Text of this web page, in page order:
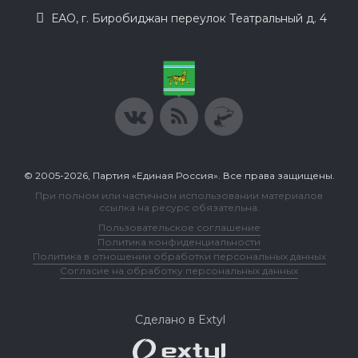
ЕАО, г. Биробиджан переулок Театральный д. 4
© 2005-2026, Партия «Единая Россия». Все права защищены.
При полном или частичном использовании материалов
ссылка на ресурс обязательна.
Пользовательское соглашение
Политика конфиденциальности
Политика в отношении обработки персональных данных
Согласие на обработку персональных данных
Сделано в Extyl